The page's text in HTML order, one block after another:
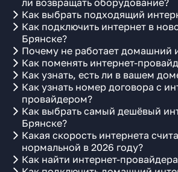
ли возвращать оборудование?
Как выбрать подходящий
Как подключить интернет в
Брянске?
Почему не работает домашний
Как поменять интернет-
Как узнать, есть ли в вашем
Как узнать номер договора с
провайдером?
Как выбрать самый дешёвый
Брянске?
Какая скорость интернета
нормальной в 2026 году?
Как найти интернет-